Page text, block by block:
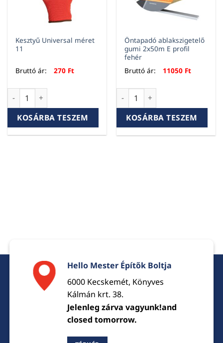
Kesztyű Universal méret
11
Bruttó ár: 270 Ft
Kesztyű Universal méret 11 mennyiség
KOSÁRBA TESZEM
Öntapadó ablakszigetelő
gumi 2x50m E profil
fehér
Bruttó ár:
11050 Ft
Öntapadó ablakszigetelő
KOSÁRBA TESZEM
Hello Mester Építők Boltja
6000 Kecskemét, Könyves
Kálmán krt. 38.
Jelenleg zárva vagyunk!and
closed tomorrow.